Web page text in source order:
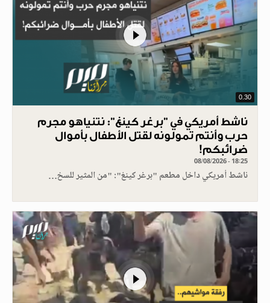
0.30
ناشط أمريكي في "برغر كينغ": نتنياهو مجرم
حرب وأنتم تمولونه لقتل الأطفال بأموال
ضرائبكم!
08/08/2026 - 18:25
ناشط أمريكي داخل مطعم "برغر كينغ": "من المثير للسخ…